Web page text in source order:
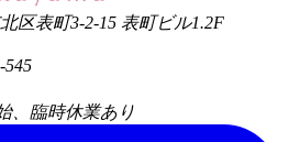
区表町3-2-15 表町ビル1.2F
545
、臨時休業あり